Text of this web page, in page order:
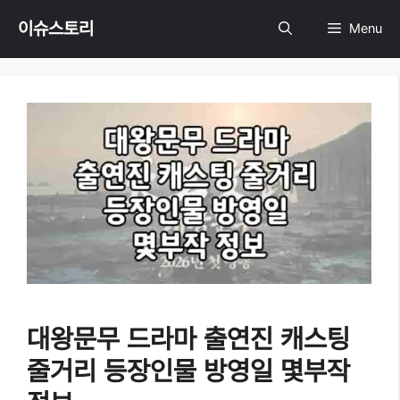
Skip이슈스토리 Menu
대왕문무 드라마 출연진 캐스팅
줄거리 등장인물 방영일 몇부작